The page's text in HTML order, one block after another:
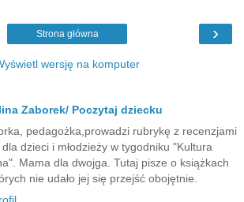
›
Strona główna
wersję na komputer
Zaborek/ Poczytaj dziecku
pedagożka,prowadzi rubrykę z recenzjami
dzieci i młodzieży w tygodniku "Kultura
Mama dla dwojga. Tutaj pisze o książkach
nie udało jej się przejść obojętnie.